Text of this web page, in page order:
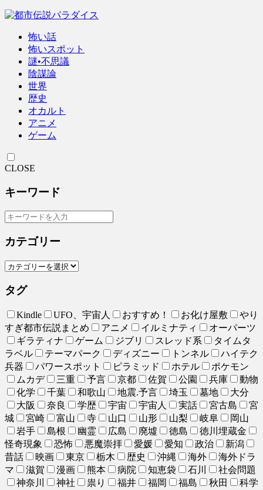
怖い話
怖いスポット
謎•不思議
陰謀論
世界
歴史
オカルト
アニメ
ゲーム
CLOSE
キーワード
カテゴリー
タグ
Kindle UFO、宇宙人 おすすめ！ お化け屋敷
やり
すぎ都市伝説まとめ
アニメ イルミナティ
オーパーツ
ギラティナ
ゲーム ジブリ スレッド系
タイムタ
ラベル
テーマパーク ディズニー トンネル
ハイテク
兵器
パワースポット ピラミッド ホテル
ポケモン
ムカデ
三重 予言 京都 佐賀 公園 兵庫
動物
化学
千葉 和歌山 地震.予言 埼玉 墓地
大分
大阪
奈良 学歴 宇宙 宇宙人 実話 宮古島
宮
城
宮崎 富山 寺 山口 山形 山梨 岐阜
岡山
岩手
島根 幽霊 広島 廃墟 徳島
徳川埋蔵金
怪奇現象
恐怖 悪魔崇拝 愛媛 愛知 政治
新潟
昔話
映画 東京 栃木 歴史 沖縄 海外
海外ドラ
マ
滋賀 漫画 熊本 病院 知恵袋 石川
社会問題
神奈川
神社 祟り 福井 福岡 福島 秋田
科学